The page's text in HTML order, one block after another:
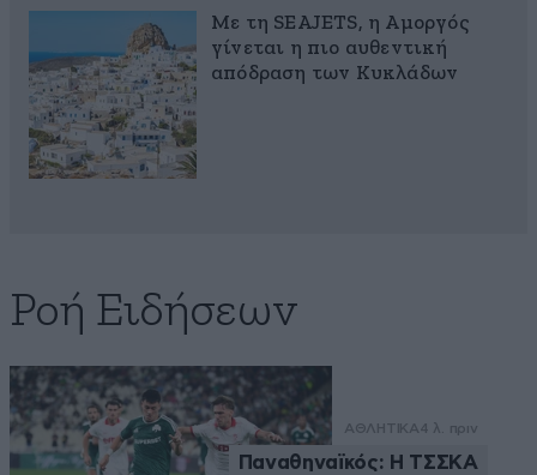
Με τη SEAJETS, η Αμοργός
γίνεται η πιο αυθεντική
απόδραση των Κυκλάδων
Ροή Ειδήσεων
ΑΘΛΗΤΙΚΑ4 λ. πριν
Παναθηναϊκός: Η ΤΣΣΚΑ